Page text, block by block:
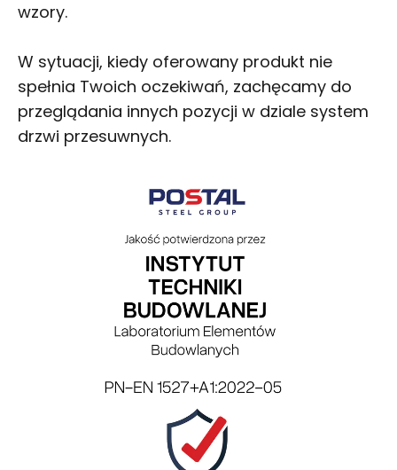
wzory.
W sytuacji, kiedy oferowany produkt nie
spełnia Twoich oczekiwań, zachęcamy do
przeglądania innych pozycji w dziale system
drzwi przesuwnych.